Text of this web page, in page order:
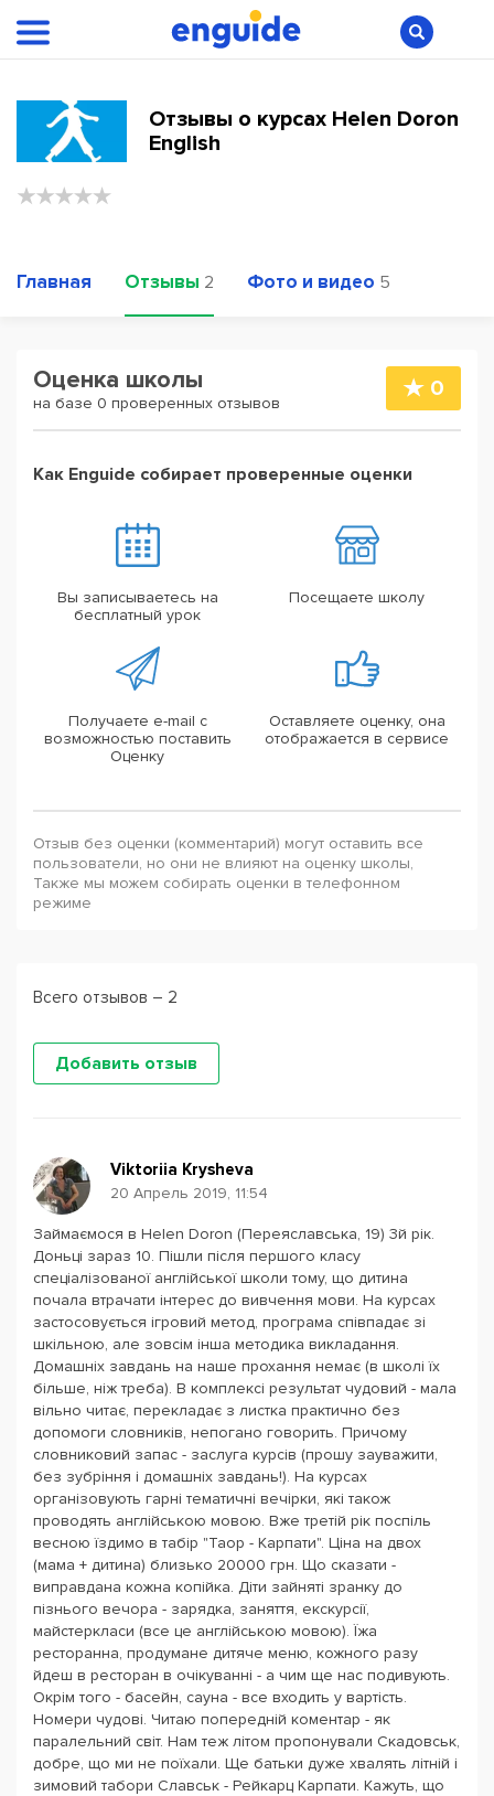
Отзывы о курсах Helen Doron
English
Главная Отзывы 2 Фото и видео 5
Оценка школы
на базе 0 проверенных отзывов
0
Как Enguide собирает проверенные оценки
Вы записываетесь на
бесплатный урок
Посещаете школу
Получаете e-mail с
возможностью поставить
Оценку
Оставляете оценку, она
отображается в сервисе
Отзыв без оценки (комментарий) могут оставить все
пользователи, но они не влияют на оценку школы,
Также мы можем собирать оценки в телефонном
режиме
Всего отзывов – 2
Добавить отзыв
Viktoriia Krysheva
20 Апрель 2019, 11:54
Займаємося в Helen Doron (Переяславська, 19) 3й рік.
Доньці зараз 10. Пішли після першого класу
спеціалізованої англійської школи тому, що дитина
почала втрачати інтерес до вивчення мови. На курсах
застосовується ігровий метод, програма співпадає зі
шкільною, але зовсім інша методика викладання.
Домашніх завдань на наше прохання немає (в школі їх
більше, ніж треба). В комплексі результат чудовий - мала
вільно читає, перекладає з листка практично без
допомоги словників, непогано говорить. Причому
словниковий запас - заслуга курсів (прошу зауважити,
без зубріння і домашніх завдань!). На курсах
організовують гарні тематичні вечірки, які також
проводять англійською мовою. Вже третій рік поспіль
весною їздимо в табір "Таор - Карпати". Ціна на двох
(мама + дитина) близько 20000 грн. Що сказати -
виправдана кожна копійка. Діти зайняті зранку до
пізнього вечора - зарядка, заняття, екскурсії,
майстеркласи (все це англійською мовою). Їжа
ресторанна, продумане дитяче меню, кожного разу
йдеш в ресторан в очікуванні - а чим ще нас подивують.
Окрім того - басейн, сауна - все входить у вартість.
Номери чудові. Читаю попередній коментар - як
паралельний світ. Нам теж літом пропонували Скадовськ,
добре, що ми не поїхали. Ще батьки дуже хвалять літній і
зимовий табори Славськ - Рейкарц Карпати. Кажуть, що